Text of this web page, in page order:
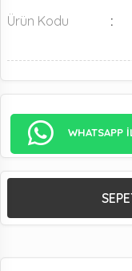
Ürün Kodu
WHATSAPP